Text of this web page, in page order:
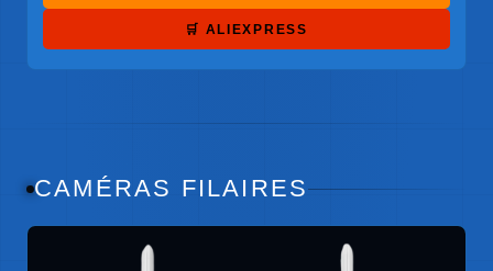
🛒 ALIEXPRESS
CAMÉRAS FILAIRES